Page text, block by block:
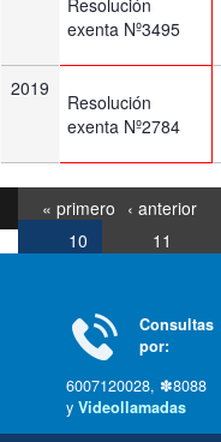
Resolución
exenta Nº3495
2019
Resolución
exenta Nº2784
« primero ‹ anterior
10
11
Consultas
por:
6007120028, ✽8088
y Videollamadas